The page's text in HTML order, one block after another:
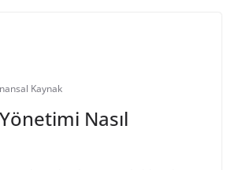
Kaynak
Nasıl